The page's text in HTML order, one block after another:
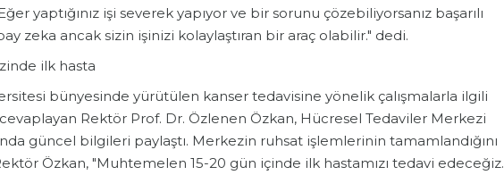
yaptığınız işi severek yapıyor ve bir sorunu çözebiliyorsanız başarılı
zeka ancak sizin işinizi kolaylaştıran bir araç olabilir." dedi.
ilk hasta
bünyesinde yürütülen kanser tedavisine yönelik çalışmalarla ilgili
Rektör Prof. Dr. Özlenen Özkan, Hücresel Tedaviler Merkezi
güncel bilgileri paylaştı. Merkezin ruhsat işlemlerinin tamamlandığını
Özkan, "Muhtemelen 15-20 gün içinde ilk hastamızı tedavi edeceğiz.